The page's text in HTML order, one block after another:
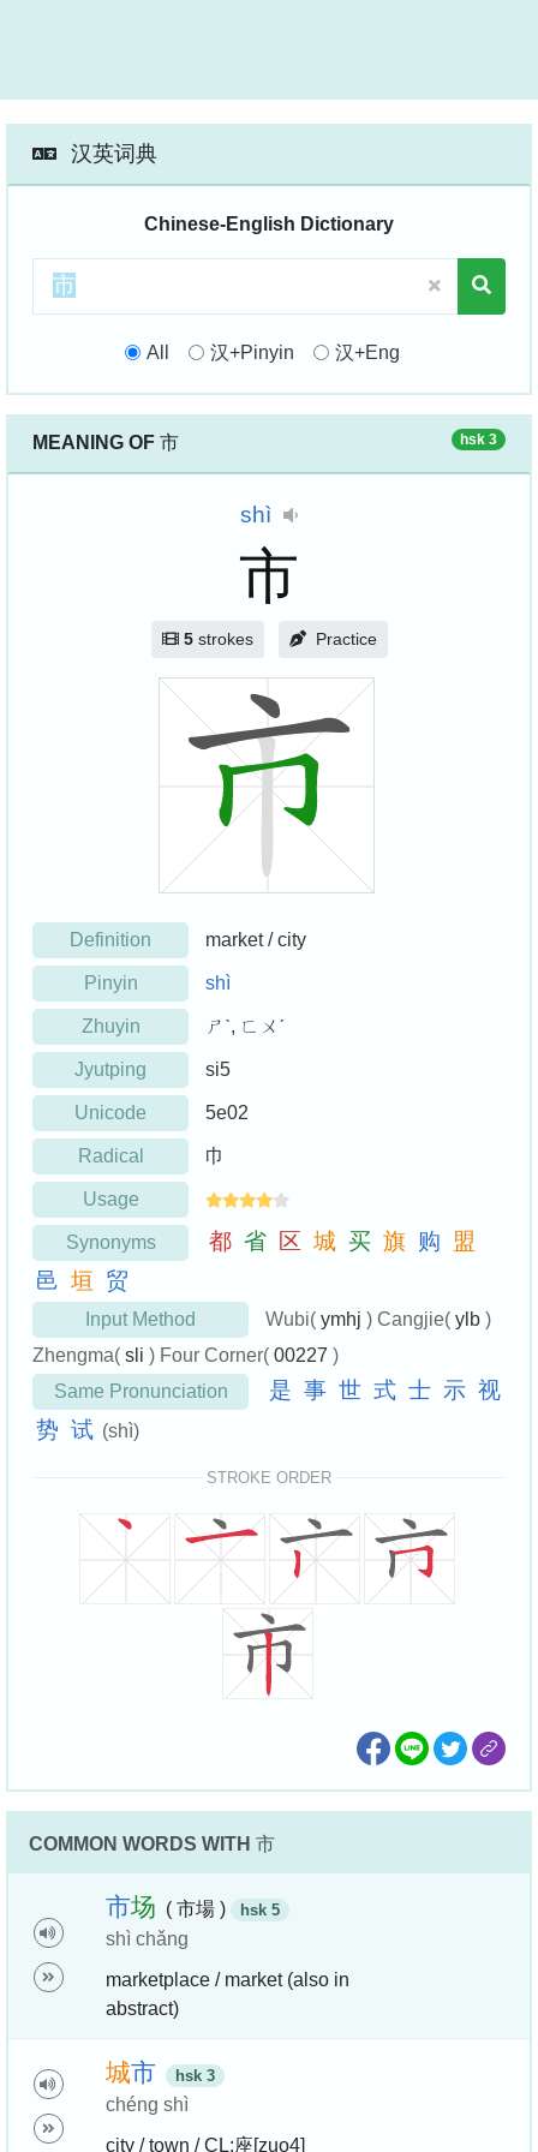
汉英词典
Chinese-English Dictionary
All 汉+Pinyin 汉+Eng
MEANING OF 市 hsk 3
shì
市
5strokes Practice
Definition market / city
Pinyin shì
Zhuyin ㄕˋ, ㄈㄨˊ
Jyutping si5
Unicode 5e02
Radical 巾
Usage
Synonyms 都 省 区 城 买 旗 购
盟
邑 垣 贸
Input Method Wubi( ymhj ) Cangjie( ylb )
Zhengma( sli ) Four Corner( 00227 )
Same Pronunciation
是 事 世 式 士 示 视
势 试 (shì)
STROKE ORDER
COMMON WORDS WITH 市
市场 ( 市場 ) hsk 5
shì chǎng
marketplace / market (also in
abstract)
城市 hsk 3
chéng shì
city / town / CL:座[zuo4]